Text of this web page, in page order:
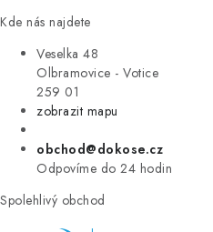
Kde nás najdete
Veselka 48
Olbramovice - Votice
259 01
zobrazit mapu
obchod@dokose.cz
Odpovíme do 24 hodin
Spolehlivý obchod
ÚKLID
VÝPRODEJ
ZNAČKY
Úvod Kontakt Blog
Moje objednávka